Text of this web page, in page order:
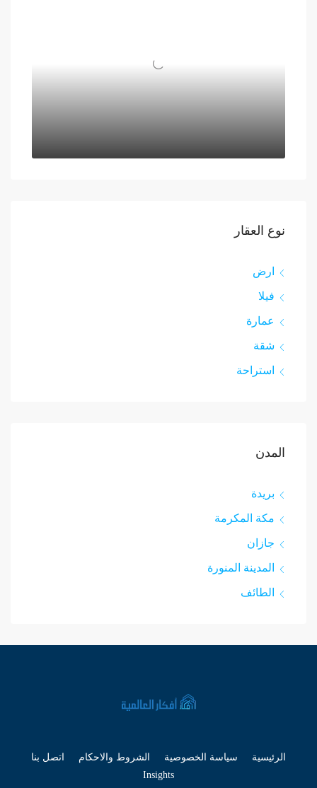
نوع العقار
ارض
فيلا
عمارة
شقة
استراحة
المدن
بريدة
مكة المكرمة
جازان
المدينة المنورة
الطائف
الرئيسية سياسة الخصوصية الشروط والاحكام
اتصل بنا
Insights